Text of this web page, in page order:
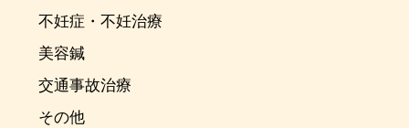
不妊症・不妊治療
美容鍼
交通事故治療
その他